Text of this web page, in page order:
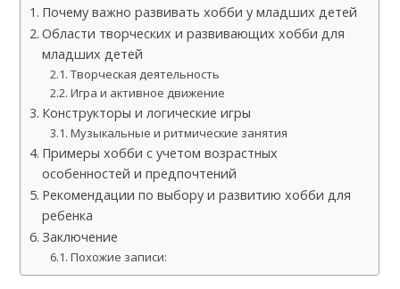
Почему важно развивать хобби у младших детей
Области творческих и развивающих хобби для
младших детей
Творческая деятельность
Игра и активное движение
Конструкторы и логические игры
Музыкальные и ритмические занятия
Примеры хобби с учетом возрастных
особенностей и предпочтений
Рекомендации по выбору и развитию хобби для
ребенка
Заключение
Похожие записи: